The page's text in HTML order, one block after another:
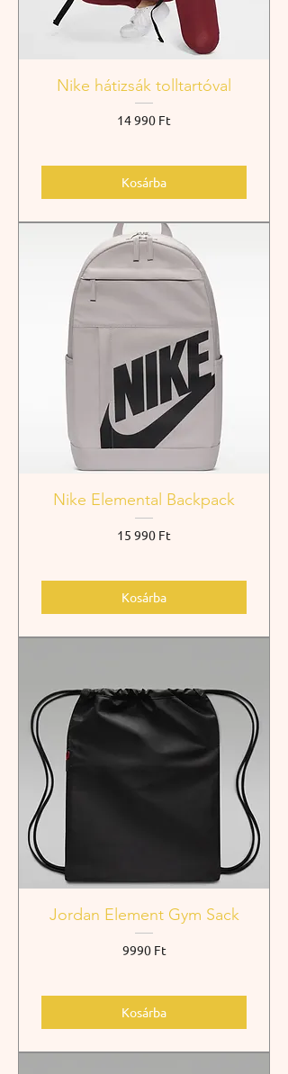
Nike hátizsák tolltartóval
Ár
14 990 Ft
Kosárba
Nike Elemental Backpack
Ár
15 990 Ft
Kosárba
Jordan Element Gym Sack
Ár
9990 Ft
Kosárba